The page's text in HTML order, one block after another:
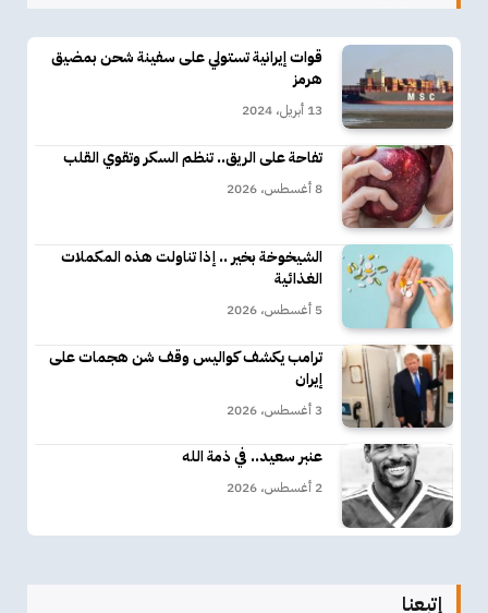
قوات إيرانية تستولي على سفينة شحن بمضيق
هرمز
13 أبريل، 2024
تفاحة على الريق.. تنظم السكر وتقوي القلب
8 أغسطس، 2026
الشيخوخة بخير .. إذا تناولت هذه المكملات
الغذائية
5 أغسطس، 2026
ترامب يكشف كواليس وقف شن هجمات على
إيران
3 أغسطس، 2026
عنبر سعيد.. في ذمة الله
2 أغسطس، 2026
إتبعنا